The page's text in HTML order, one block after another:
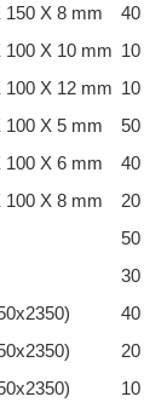
X 8 mm
40
X 10 mm 10
X 12 mm 10
X 5 mm
50
X 6 mm
40
X 8 mm
20
50
30
40
20
10